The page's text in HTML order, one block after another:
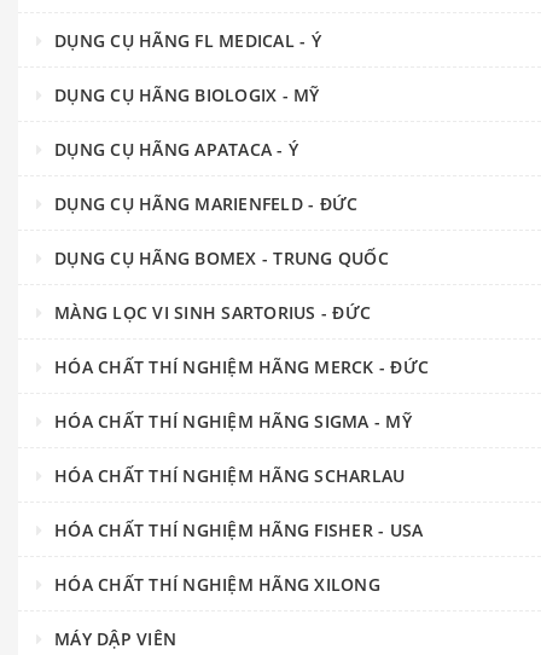
DỤNG CỤ HÃNG FL MEDICAL - Ý
DỤNG CỤ HÃNG BIOLOGIX - MỸ
DỤNG CỤ HÃNG APATACA - Ý
DỤNG CỤ HÃNG MARIENFELD - ĐỨC
DỤNG CỤ HÃNG BOMEX - TRUNG QUỐC
MÀNG LỌC VI SINH SARTORIUS - ĐỨC
HÓA CHẤT THÍ NGHIỆM HÃNG MERCK - ĐỨC
HÓA CHẤT THÍ NGHIỆM HÃNG SIGMA - MỸ
HÓA CHẤT THÍ NGHIỆM HÃNG SCHARLAU
HÓA CHẤT THÍ NGHIỆM HÃNG FISHER - USA
HÓA CHẤT THÍ NGHIỆM HÃNG XILONG
MÁY DẬP VIÊN